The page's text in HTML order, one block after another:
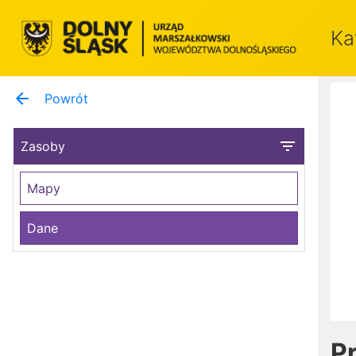
arrow_back Powrót
Zasoby filter_list
Mapy
Dane